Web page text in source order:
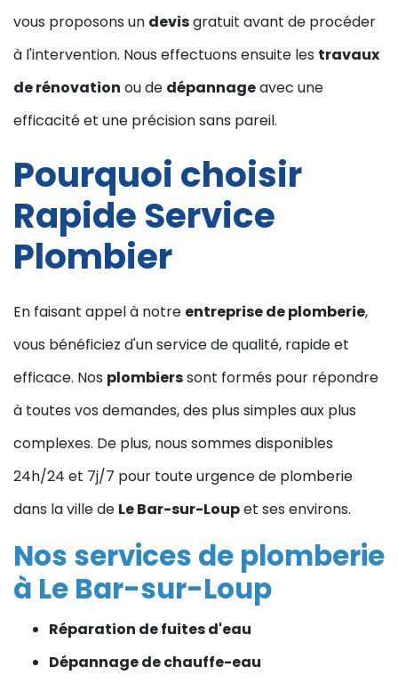
vous proposons un devisgratuit avant de procéder
à l'intervention. Nous effectuons ensuite les travaux
de rénovation ou de dépannageavec une
efficacité et une précision sans pareil.
Pourquoi choisir
Rapide Service
Plombier
En faisant appel à notre entreprise de plomberie,
vous bénéficiez d'un service de qualité, rapide et
efficace. Nos plombierssont formés pour répondre
à toutes vos demandes, des plus simples aux plus
complexes. De plus, nous sommes disponibles
24h/24 et 7j/7 pour toute urgence de plomberie
dans la ville de Le Bar-sur-Loupet ses environs.
Nos services de plomberie
à Le Bar-sur-Loup
Réparation de fuites d'eau
Dépannage de chauffe-eau